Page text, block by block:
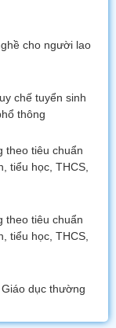
cho người lao
chế tuyển sinh
thông
theo tiêu chuẩn
tiểu học, THCS,
theo tiêu chuẩn
tiểu học, THCS,
dục thường